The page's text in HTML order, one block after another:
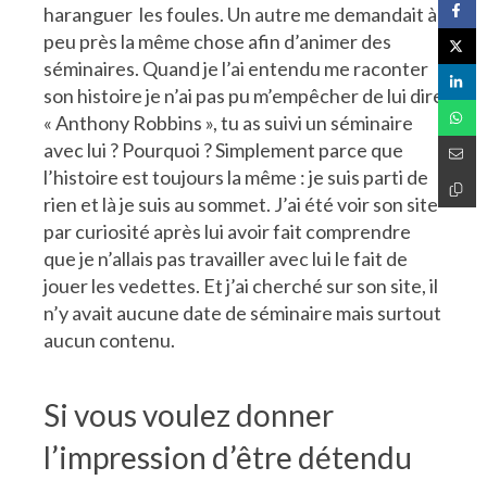
haranguer les foules. Un autre me demandait à
peu près la même chose afin d’animer des
séminaires. Quand je l’ai entendu me raconter
son histoire je n’ai pas pu m’empêcher de lui dire
« Anthony Robbins », tu as suivi un séminaire
avec lui ? Pourquoi ? Simplement parce que
l’histoire est toujours la même : je suis parti de
rien et là je suis au sommet. J’ai été voir son site
par curiosité après lui avoir fait comprendre
que je n’allais pas travailler avec lui le fait de
jouer les vedettes. Et j’ai cherché sur son site, il
n’y avait aucune date de séminaire mais surtout
aucun contenu.
Si vous voulez donner
l’impression d’être détendu